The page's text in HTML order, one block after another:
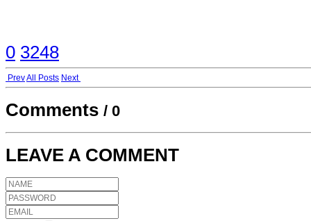
0 3248
PrevAll Posts Next
Comments / 0
LEAVE A COMMENT